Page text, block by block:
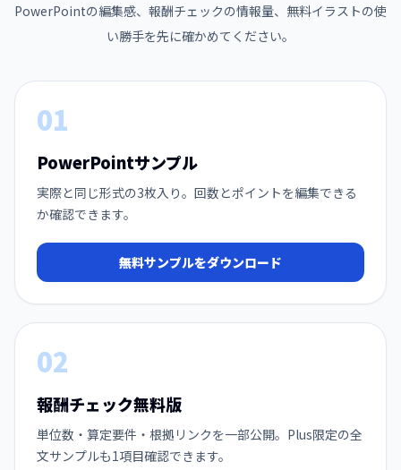
PowerPointの編集感、報酬チェックの情報量、無料イラストの使
い勝手を先に確かめてください。
01
PowerPointサンプル
実際と同じ形式の3枚入り。回数とポイントを編集できる
か確認できます。
無料サンプルをダウンロード
02
報酬チェック無料版
単位数・算定要件・根拠リンクを一部公開。Plus限定の全
文サンプルも1項目確認できます。